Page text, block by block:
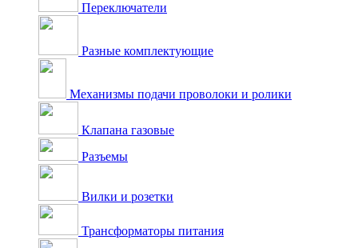
Переключатели
Разные комплектующие
Механизмы подачи проволоки и ролики
Клапана газовые
Разъемы
Вилки и розетки
Трансформаторы питания